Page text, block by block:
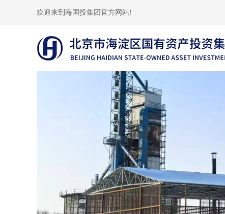
欢迎来到海国投集团官方网站!